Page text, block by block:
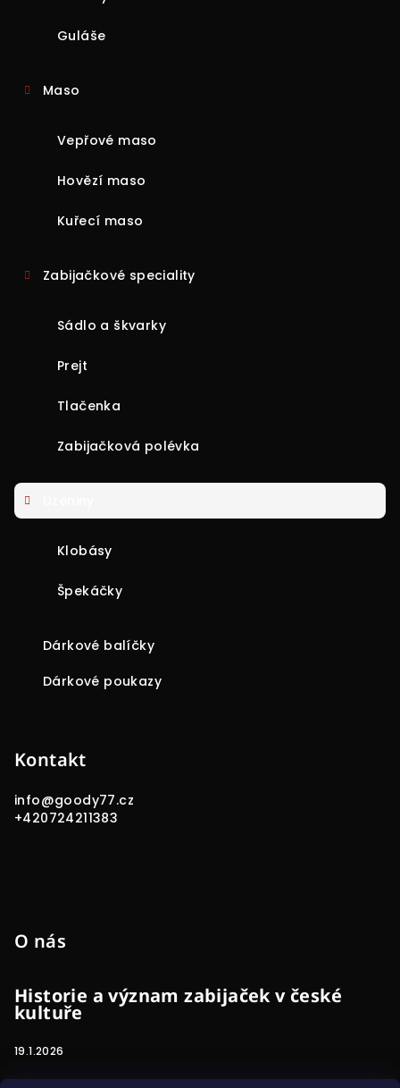
Guláše
Maso
Vepřové maso
Hovězí maso
Kuřecí maso
Zabijačkové speciality
Sádlo a škvarky
Prejt
Tlačenka
Zabijačková polévka
Klobásy
Špekáčky
Dárkové balíčky
Dárkové poukazy
Kontakt
info@goody77.cz
+420724211383
O nás
Historie a význam zabijaček v české
kultuře
19.1.2026